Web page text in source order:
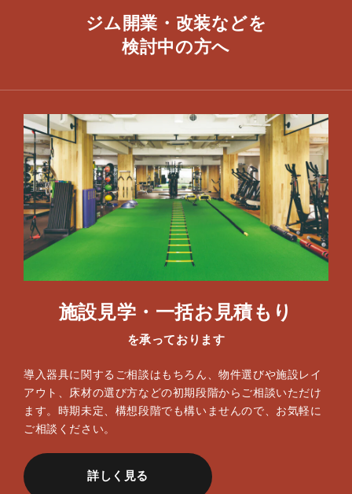
ジム開業・改装などを
​検討中の方へ
施設見学・一括お見積もり
を承っております
導入器具に関するご相談はもちろん、物件選びや施設レイ
アウト、床材の選び方などの初期段階からご相談いただけ
ます。時期未定、構想段階でも構いませんので、お気軽に
ご相談ください。
詳しく見る